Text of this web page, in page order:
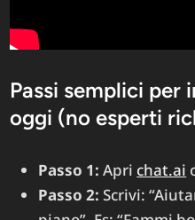
Passi semplici per
oggi (no esperti
Passo 1: Apri chat.ai
Passo 2: Scrivi: